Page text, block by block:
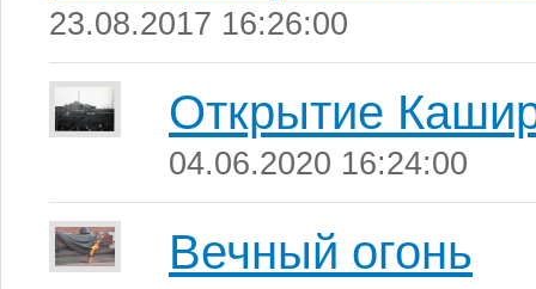
23.08.2017 16:26:00
Открытие
04.06.2020 16:24:00
Вечный огонь